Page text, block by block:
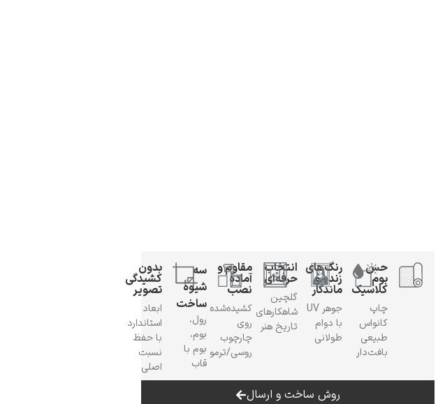
حس
بوم
کلاسیک
چاپ
کانواس
طبیعی
بافت‌دار
رنگ‌های
زنده و
ماندگار
جوهر UV
با دوام
طولانی
انتخاب
حرفه‌ای
گلچین
شاهکارهای
تاریخ هنر
مقاوم و
آمادهٔ
نصب
کشیده‌شده
روی
چارچوب
روسی/ترمو
سه
شیوهٔ
ساخت
رول،
بوم،
بوم با
قاب
بدون
کشیدگی
تصویر
ابعاد
استاندارد
با حفظ
نسبت
اصلی
روش ساخت و ارسال